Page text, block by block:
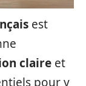
est
claire et
pour y